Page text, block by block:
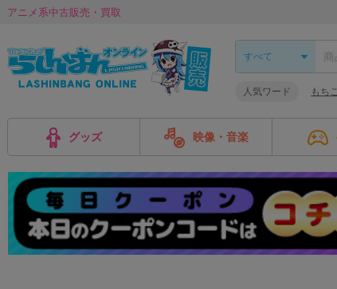
アニメ系中古販売・買取
人気ワード もち
グッズ 映像・音楽